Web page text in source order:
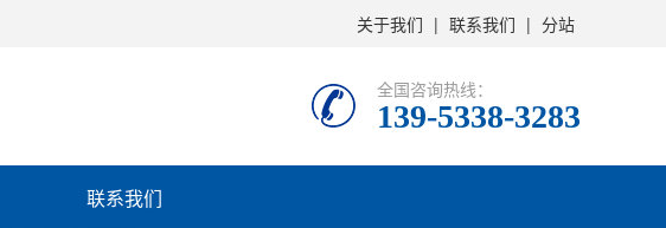
关于我们 | 联系我们 | 分站
全国咨询热线：
139-5338-3283
联系我们